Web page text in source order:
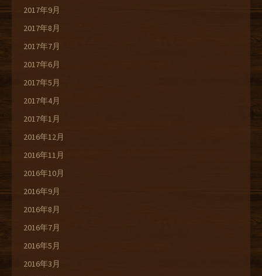
2017年9月
2017年8月
2017年7月
2017年6月
2017年5月
2017年4月
2017年1月
2016年12月
2016年11月
2016年10月
2016年9月
2016年8月
2016年7月
2016年5月
2016年3月